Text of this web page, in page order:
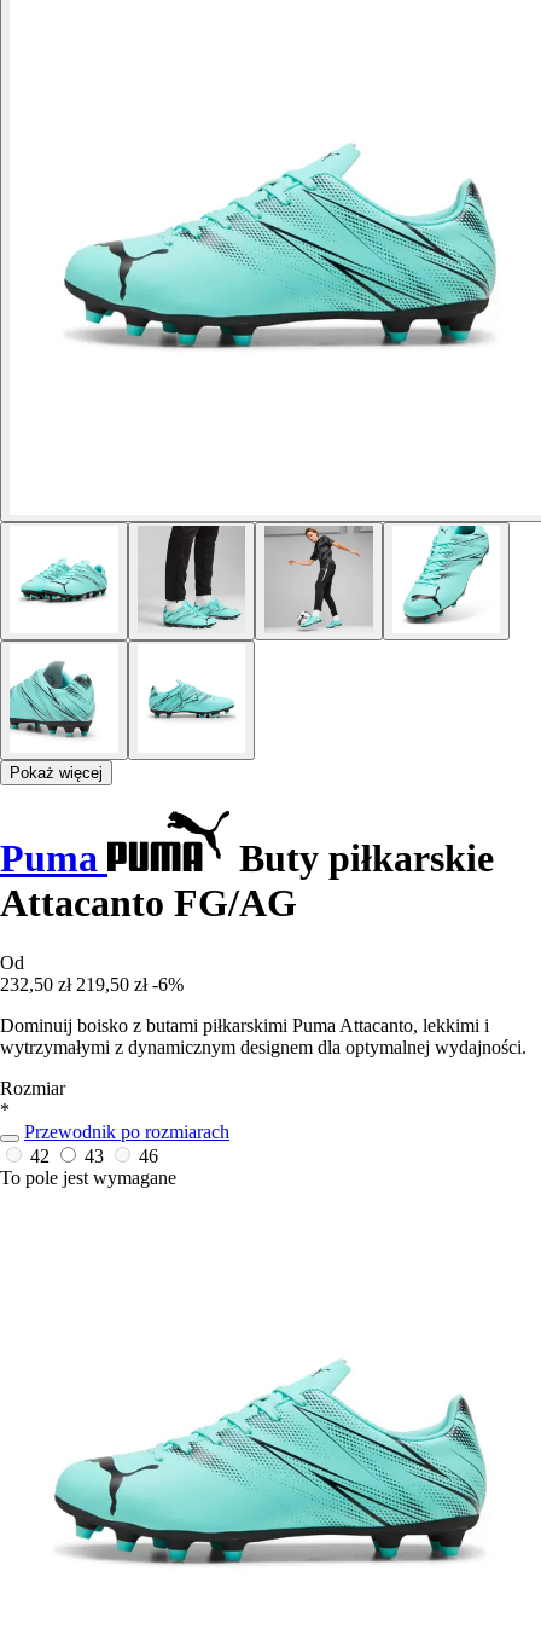
Pokaż więcej
Puma
Buty piłkarskie
Attacanto FG/AG
Od
232,50 zł 219,50 zł -6%
Dominuij boisko z butami piłkarskimi Puma Attacanto, lekkimi i
wytrzymałymi z dynamicznym designem dla optymalnej wydajności.
Rozmiar
*
Przewodnik po rozmiarach
42
43
46
To pole jest wymagane